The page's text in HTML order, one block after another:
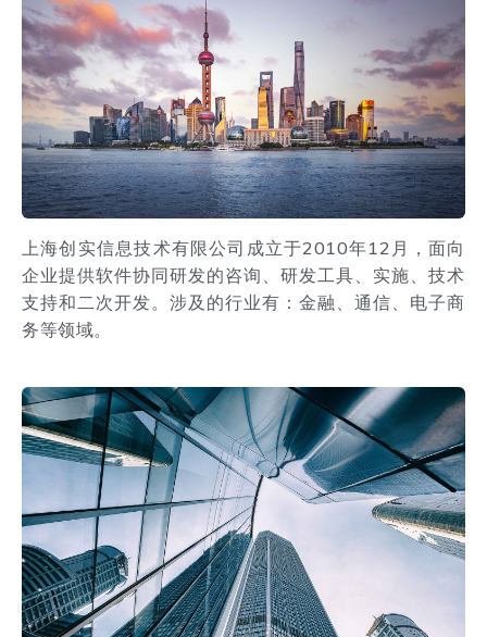
上海创实信息技术有限公司成立于2010年12月，面向
企业提供软件协同研发的咨询、研发工具、实施、技术
支持和二次开发。涉及的行业有：金融、通信、电子商
务等领域。